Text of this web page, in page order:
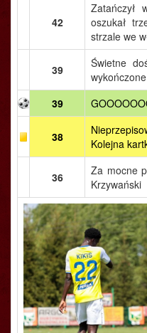
42
Zatańczył
oszukał
strzale we
39
Świetne
39
38
Kolejna
36
Za mocne
Krzywański